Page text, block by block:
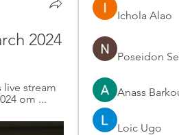
2024
stream
om ...
Ichola Alao
Poseidon
Anass
Loic Ugo